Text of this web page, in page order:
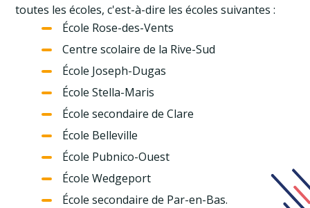
toutes les écoles, c'est-à-dire les écoles suivantes :
École Rose-des-Vents
Centre scolaire de la Rive-Sud
École Joseph-Dugas
École Stella-Maris
École secondaire de Clare
École Belleville
École Pubnico-Ouest
École Wedgeport
École secondaire de Par-en-Bas.